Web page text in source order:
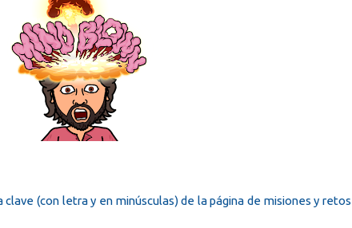
(con letra y en minúsculas) de la página de misiones y retos